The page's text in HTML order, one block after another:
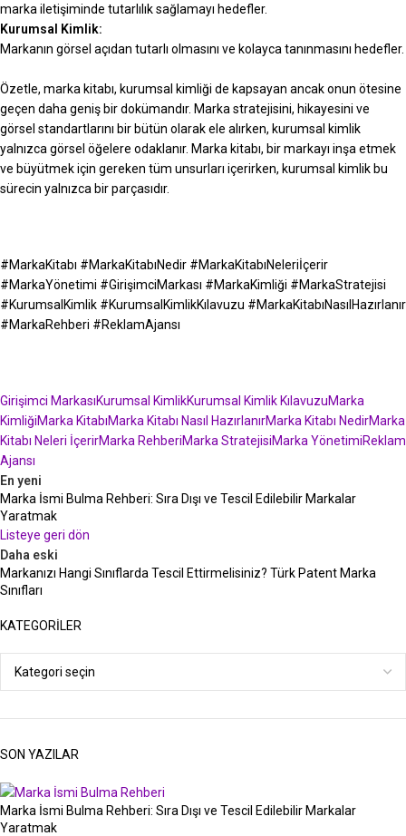
KATEGORILER
SON YAZILAR
Marka İsmi Bulma Rehberi: Sıra Dışı ve Tescil Edilebilir Markalar
Yaratmak
marka iletişiminde tutarlılık sağlamayı hedefler.
Kurumsal Kimlik:
Markanın görsel açıdan tutarlı olmasını ve kolayca tanınmasını hedefler.
Özetle, marka kitabı, kurumsal kimliği de kapsayan ancak onun ötesine
geçen daha geniş bir dokümandır. Marka stratejisini, hikayesini ve
görsel standartlarını bir bütün olarak ele alırken, kurumsal kimlik
yalnızca görsel öğelere odaklanır. Marka kitabı, bir markayı inşa etmek
ve büyütmek için gereken tüm unsurları içerirken, kurumsal kimlik bu
sürecin yalnızca bir parçasıdır.
#MarkaKitabı #MarkaKitabıNedir #MarkaKitabıNeleriİçerir
#MarkaYönetimi #GirişimciMarkası #MarkaKimliği #MarkaStratejisi
#KurumsalKimlik #KurumsalKimlikKılavuzu #MarkaKitabıNasılHazırlanır
#MarkaRehberi #ReklamAjansı
Girişimci MarkasıKurumsal KimlikKurumsal Kimlik KılavuzuMarka
KimliğiMarka KitabıMarka Kitabı Nasıl HazırlanırMarka Kitabı NedirMarka
Kitabı Neleri İçerirMarka RehberiMarka StratejisiMarka YönetimiReklam
Ajansı
En yeni
Marka İsmi Bulma Rehberi: Sıra Dışı ve Tescil Edilebilir Markalar
Yaratmak
Listeye geri dön
Daha eski
Markanızı Hangi Sınıflarda Tescil Ettirmelisiniz? Türk Patent Marka
Sınıfları